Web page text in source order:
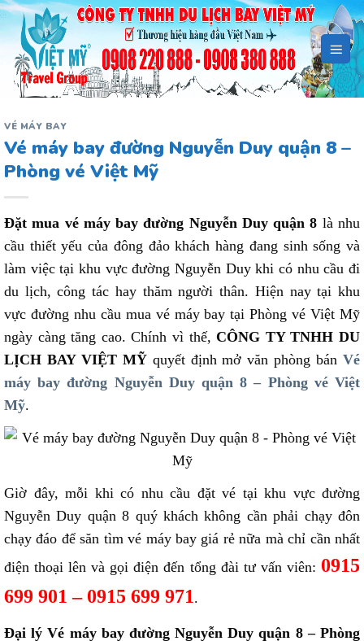
Bỏ
qua
dung
VÉ MÁY BAY
Vé máy bay đường Nguyễn Duy quận 8 –
Phòng vé Việt Mỹ
Đặt mua vé máy bay đường Nguyễn Duy quận 8 là nhu
cầu thiết yếu của đông đảo khách hàng đang sinh sống và
làm việc tại khu vực đường Nguyễn Duy khi có nhu cầu đi
du lịch, công tác hay thăm người thân. Hiện nay tại khu
vực đường nhu cầu mua vé máy bay tại Phòng vé Việt Mỹ
ngày càng tăng cao. Chính vì thế,CÔNG TY TNHH DU
LỊCH BAY VIỆT MỸquyết định mở văn phòng bánVé
máy bay đường Nguyễn Duy quận 8 – Phòng vé Việt
Mỹ.
Giờ đây, mỗi khi có nhu cầu đặt vé tại khu vực đường
Nguyễn Duy quận 8 quý khách không cần phải chạy đôn
chạy đáo để săn tìm vé máy bay giá rẻ nữa mà chỉ cần nhất
điện thoại lên và gọi điện đến tổng đài tư vấn viên: 0915
699 901 – 0915 699 971.
Đại lý Vé máy bay đường Nguyễn Duy quận 8 – Phòng